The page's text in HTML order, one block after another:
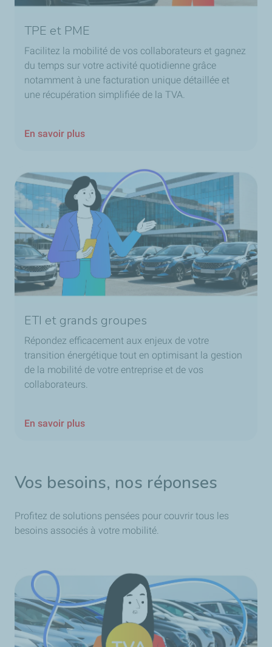
TPE et PME
Facilitez la mobilité de vos collaborateurs et gagnez
du temps sur votre activité quotidienne grâce
notamment à une facturation unique détaillée et
une récupération simplifiée de la TVA.
En savoir plus
ETI et grands groupes
Répondez efficacement aux enjeux de votre
transition énergétique tout en optimisant la gestion
de la mobilité de votre entreprise et de vos
collaborateurs.
En savoir plus
Vos besoins, nos réponses
Profitez de solutions pensées pour couvrir tous les
besoins associés à votre mobilité.